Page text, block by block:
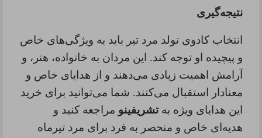
نتیجه‌گیری
انتخاب کادوی تولد مرد تیر باید به ویژگی‌های خاص
و پیچیده او توجه کند. این مردان به خانواده، هنر، و
آرامش اهمیت زیادی می‌دهند و از هدایای خاص و
معنادار استقبال می‌کنند. شما می‌توانید برای خرید
این هدایای ویژه بهتشریفینو مراجعه کنید و
هدیه‌ای خاص و منحصر به فرد برای مرد تیرماه